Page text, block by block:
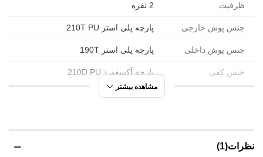
ظرفیت 2 نفره
جنس پوش خارجی پارچه پلی استر 210T PU
جنس پوش داخلی پارچه پلی استر 190T
جنس کفی پارچه آکسفورد 210D PU
مشاهده بیشتر
نظرات(1)